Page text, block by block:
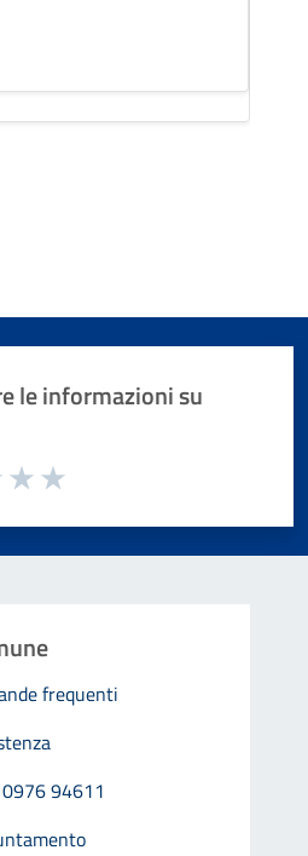
le informazioni su
frequenti
94611